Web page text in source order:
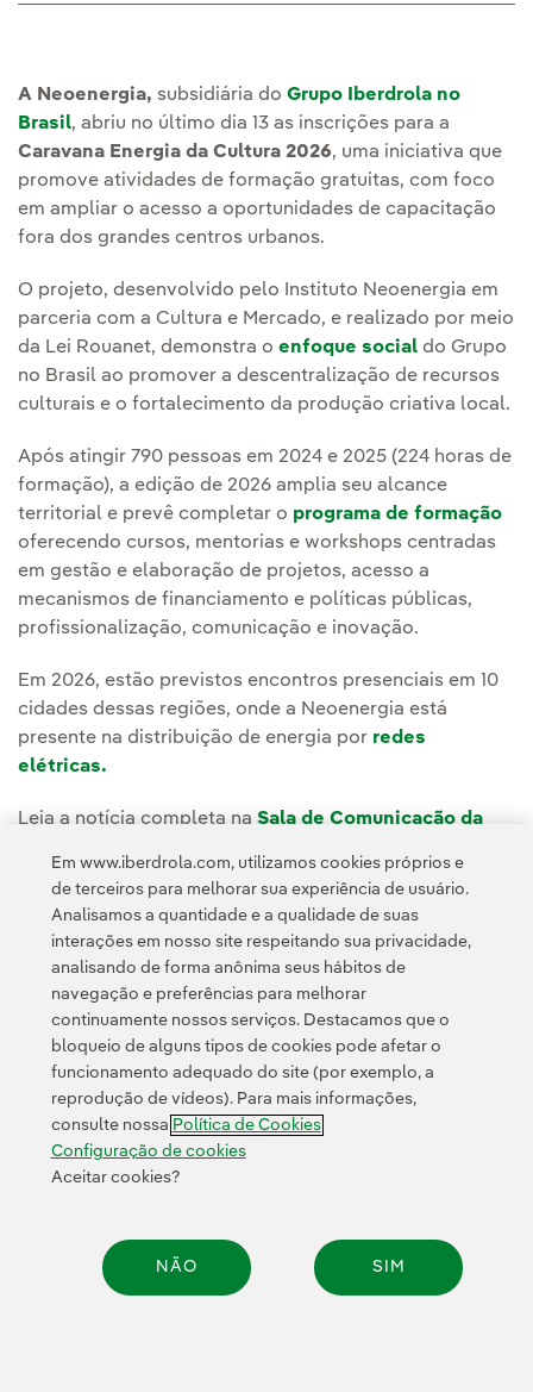
A Neoenergia, subsidiária do Grupo Iberdrola no
Brasil, abriu no último dia 13 as inscrições para a
Caravana Energia da Cultura 2026, uma iniciativa que
promove atividades de formação gratuitas, com foco
em ampliar o acesso a oportunidades de capacitação
fora dos grandes centros urbanos.
O projeto, desenvolvido pelo Instituto Neoenergia em
parceria com a Cultura e Mercado, e realizado por meio
da Lei Rouanet, demonstra o enfoque social do Grupo
no Brasil ao promover a descentralização de recursos
culturais e o fortalecimento da produção criativa local.
Após atingir 790 pessoas em 2024 e 2025 (224 horas de
formação), a edição de 2026 amplia seu alcance
territorial e prevê completar o programa de formação
oferecendo cursos, mentorias e workshops centradas
em gestão e elaboração de projetos, acesso a
mecanismos de financiamento e políticas públicas,
profissionalização, comunicação e inovação.
Em 2026, estão previstos encontros presenciais em 10
cidades dessas regiões, onde a Neoenergia está
presente na distribuição de energia por redes
elétricas.
Leia a notícia completa na Sala de Comunicação da
Política de Privacidade Informação legal
Transparência no uso da IA Política de cookies Configuração de cookies
Acessibilidade Canal de denúncias
© 2026 Iberdrola, S.A. Todos os direitos reservados.
Em www.iberdrola.com, utilizamos cookies próprios e
de terceiros para melhorar sua experiência de usuário.
Analisamos a quantidade e a qualidade de suas
interações em nosso site respeitando sua privacidade,
analisando de forma anônima seus hábitos de
navegação e preferências para melhorar
continuamente nossos serviços. Destacamos que o
bloqueio de alguns tipos de cookies pode afetar o
funcionamento adequado do site (por exemplo, a
reprodução de vídeos). Para mais informações,
consulte nossa Política de Cookies
Configuração de cookies
Aceitar cookies?
NÃO SIM